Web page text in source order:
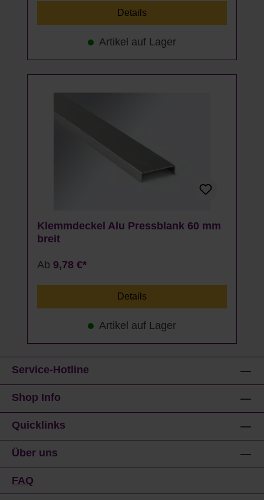
Details
Artikel auf Lager
Klemmdeckel Alu Pressblank 60 mm
breit
Ab 9,78 €*
Details
Artikel auf Lager
Service-Hotline
Shop Info
Quicklinks
Über uns
FAQ